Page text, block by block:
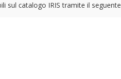
sul catalogo IRIS tramite il seguente